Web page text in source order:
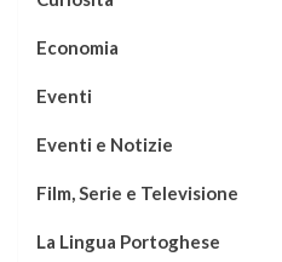
Economia
Eventi
Eventi e Notizie
Film, Serie e Televisione
La Lingua Portoghese